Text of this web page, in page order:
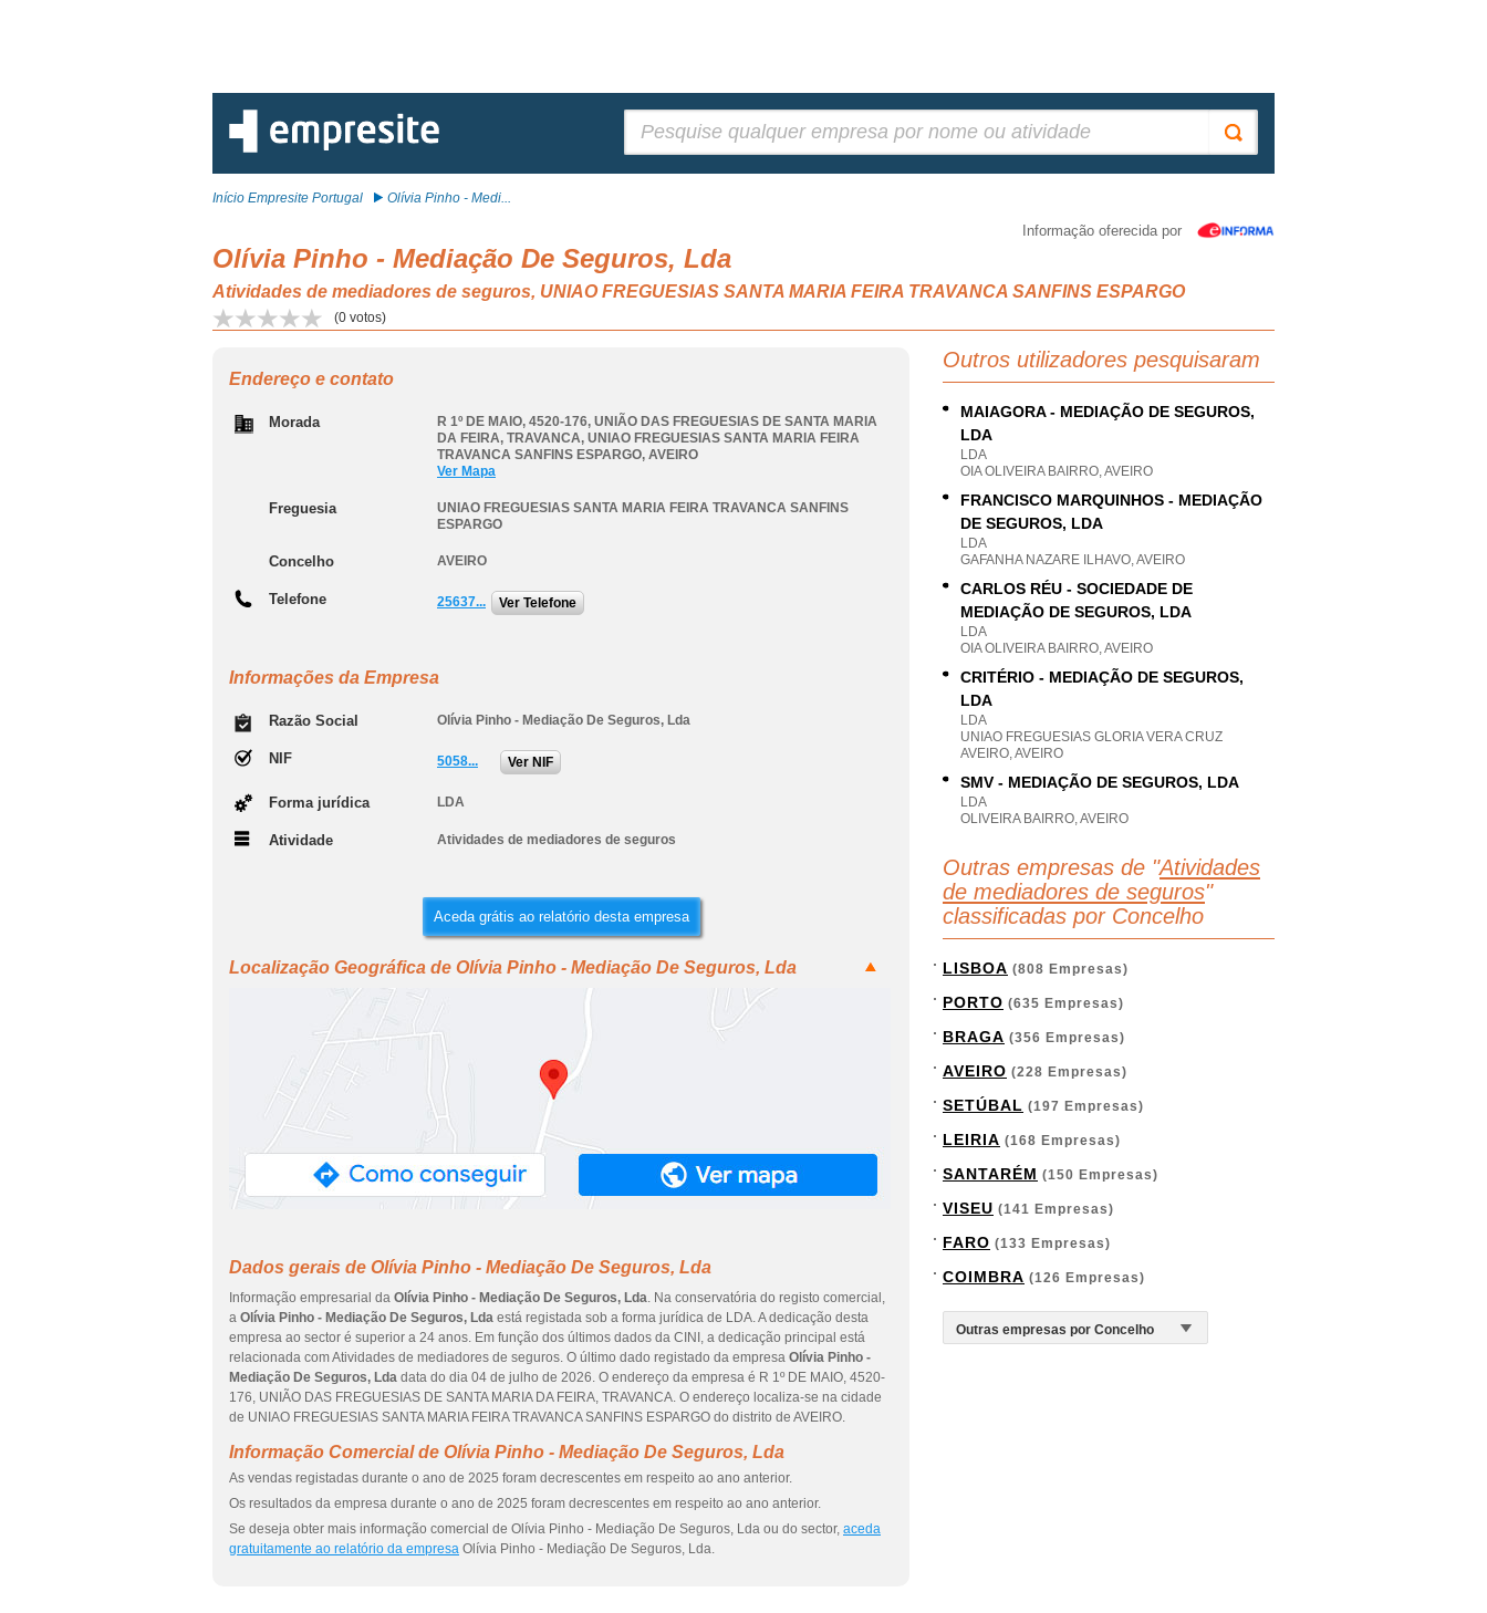
Início Empresite Portugal Olívia Pinho - Medi...
Informação oferecida por
Olívia Pinho - Mediação De Seguros, Lda
Atividades de mediadores de seguros, UNIAO FREGUESIAS SANTA MARIA FEIRA TRAVANCA SANFINS ESPARGO
(0 votos)
Endereço e contato
Morada
R 1º DE MAIO, 4520-176, UNIÃO DAS FREGUESIAS DE SANTA MARIA
DA FEIRA, TRAVANCA, UNIAO FREGUESIAS SANTA MARIA FEIRA
TRAVANCA SANFINS ESPARGO, AVEIRO
Ver Mapa
Freguesia
UNIAO FREGUESIAS SANTA MARIA FEIRA TRAVANCA SANFINS
ESPARGO
Concelho AVEIRO
Telefone 25637... Ver Telefone
Informações da Empresa
Razão Social Olívia Pinho - Mediação De Seguros, Lda
NIF 5058... Ver NIF
Forma jurídica LDA
Atividade Atividades de mediadores de seguros
Aceda grátis ao relatório desta empresa
Localização Geográfica de Olívia Pinho - Mediação De Seguros, Lda
Dados gerais de Olívia Pinho - Mediação De Seguros, Lda
Informação empresarial da Olívia Pinho - Mediação De Seguros, Lda. Na conservatória do registo comercial,
a Olívia Pinho - Mediação De Seguros, Lda está registada sob a forma jurídica de LDA. A dedicação desta
empresa ao sector é superior a 24 anos. Em função dos últimos dados da CINI, a dedicação principal está
relacionada com Atividades de mediadores de seguros. O último dado registado da empresa Olívia Pinho -
Mediação De Seguros, Lda data do dia 04 de julho de 2026. O endereço da empresa é R 1º DE MAIO, 4520-
176, UNIÃO DAS FREGUESIAS DE SANTA MARIA DA FEIRA, TRAVANCA. O endereço localiza-se na cidade
de UNIAO FREGUESIAS SANTA MARIA FEIRA TRAVANCA SANFINS ESPARGO do distrito de AVEIRO.
Informação Comercial de Olívia Pinho - Mediação De Seguros, Lda
As vendas registadas durante o ano de 2025 foram decrescentes em respeito ao ano anterior.
Os resultados da empresa durante o ano de 2025 foram decrescentes em respeito ao ano anterior.
Se deseja obter mais informação comercial de Olívia Pinho - Mediação De Seguros, Lda ou do sector, aceda
gratuitamente ao relatório da empresa Olívia Pinho - Mediação De Seguros, Lda.
Outros utilizadores pesquisaram
MAIAGORA - MEDIAÇÃO DE SEGUROS,
LDA
LDA
OIA OLIVEIRA BAIRRO, AVEIRO
FRANCISCO MARQUINHOS - MEDIAÇÃO
DE SEGUROS, LDA
LDA
GAFANHA NAZARE ILHAVO, AVEIRO
CARLOS RÉU - SOCIEDADE DE
MEDIAÇÃO DE SEGUROS, LDA
LDA
OIA OLIVEIRA BAIRRO, AVEIRO
CRITÉRIO - MEDIAÇÃO DE SEGUROS,
LDA
LDA
UNIAO FREGUESIAS GLORIA VERA CRUZ
AVEIRO, AVEIRO
SMV - MEDIAÇÃO DE SEGUROS, LDA
LDA
OLIVEIRA BAIRRO, AVEIRO
Outras empresas de "Atividades
de mediadores de seguros"
classificadas por Concelho
LISBOA (808 Empresas)
PORTO (635 Empresas)
BRAGA (356 Empresas)
AVEIRO (228 Empresas)
SETÚBAL (197 Empresas)
LEIRIA (168 Empresas)
SANTARÉM (150 Empresas)
VISEU (141 Empresas)
FARO (133 Empresas)
COIMBRA (126 Empresas)